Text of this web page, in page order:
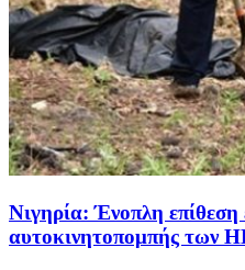
Νιγηρία: Ένοπλη επίθεση
αυτοκινητοπομπής των